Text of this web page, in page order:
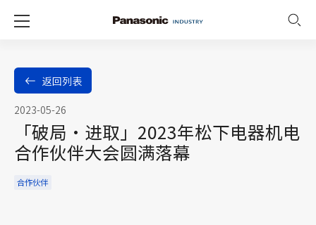
返回列表
2023-05-26
「破局·进取」2023年松下电器机电
合作伙伴大会圆满落幕
合作伙伴